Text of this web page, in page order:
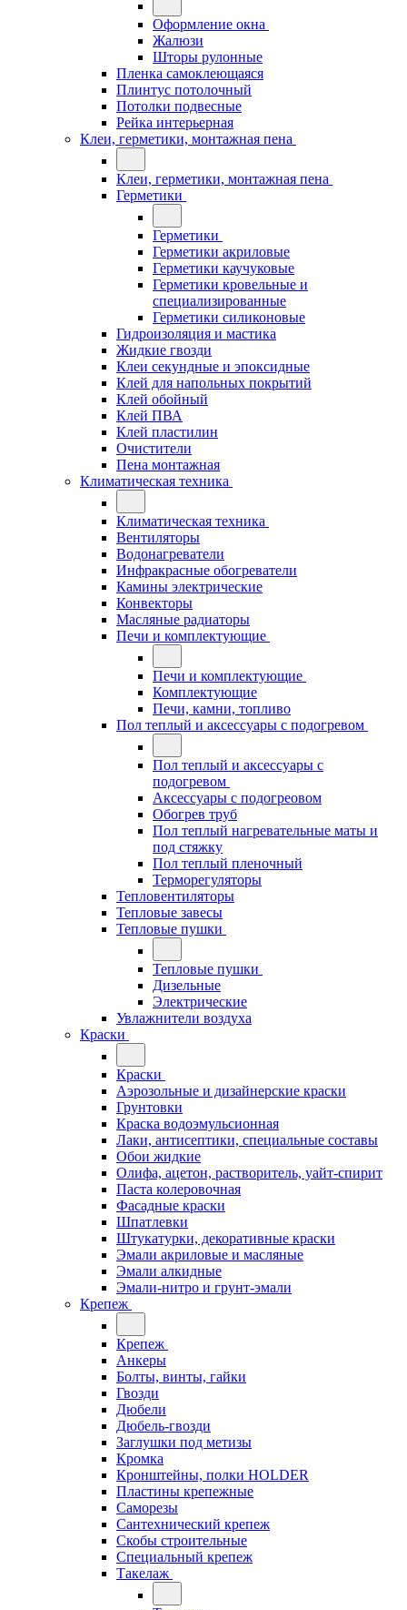
Оформление окна
Жалюзи
Шторы рулонные
Пленка самоклеющаяся
Плинтус потолочный
Потолки подвесные
Рейка интерьерная
Клеи, герметики, монтажная пена
Клеи, герметики, монтажная пена
Герметики
Герметики
Герметики акриловые
Герметики каучуковые
Герметики кровельные и
специализированные
Герметики силиконовые
Гидроизоляция и мастика
Жидкие гвозди
Клеи секундные и эпоксидные
Клей для напольных покрытий
Клей обойный
Клей ПВА
Клей пластилин
Очистители
Пена монтажная
Климатическая техника
Климатическая техника
Вентиляторы
Водонагреватели
Инфракрасные обогреватели
Камины электрические
Конвекторы
Масляные радиаторы
Печи и комплектующие
Печи и комплектующие
Комплектующие
Печи, камни, топливо
Пол теплый и аксессуары с подогревом
Пол теплый и аксессуары с
подогревом
Аксессуары с подогреовом
Обогрев труб
Пол теплый нагревательные маты и
под стяжку
Пол теплый пленочный
Терморегуляторы
Тепловентиляторы
Тепловые завесы
Тепловые пушки
Тепловые пушки
Дизельные
Электрические
Увлажнители воздуха
Краски
Краски
Аэрозольные и дизайнерские краски
Грунтовки
Краска водоэмульсионная
Лаки, антисептики, специальные составы
Обои жидкие
Олифа, ацетон, растворитель, уайт-спирит
Паста колеровочная
Фасадные краски
Шпатлевки
Штукатурки, декоративные краски
Эмали акриловые и масляные
Эмали алкидные
Эмали-нитро и грунт-эмали
Крепеж
Крепеж
Анкеры
Болты, винты, гайки
Гвозди
Дюбели
Дюбель-гвозди
Заглушки под метизы
Кромка
Кронштейны, полки НОLDER
Пластины крепежные
Саморезы
Сантехнический крепеж
Скобы строительные
Специальный крепеж
Такелаж